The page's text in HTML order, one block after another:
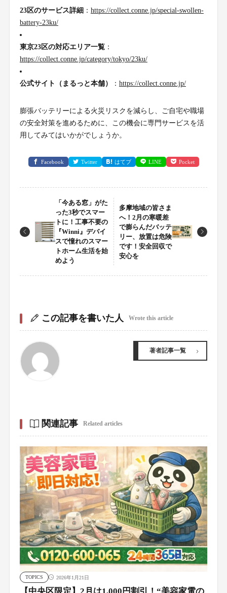
23区のサービス詳細 ： https://collect.conne.jp/special-swollen-
battery-23ku/
東京23区の対応エリア一覧：
https://collect.conne.jp/category/tokyo/23ku/
公式サイト（まるっと本舗） ： https://collect.conne.jp/
膨張バッテリーによる火災リスクを減らし、ご自宅や職場
の安全対策を進めるために、この機会に専門サービスを活
用してみてはいかがでしょうか。
Facebook Twitter はてブ LINE Pocket
「今ある窓」がた
った3秒でスマー
トに！工事不要の
『Winni』デバイ
スで憧れのスマー
トホーム生活を始
めよう
多摩地域の皆さま
へ！2月の寒暖差
で膨らんだバッテ
リー、放置は危険
です！安全回収で
安心を
この記事を書いた人 Wrote this article
著者記事一覧
関連記事 Related articles
TOPICS 2026年1月21日